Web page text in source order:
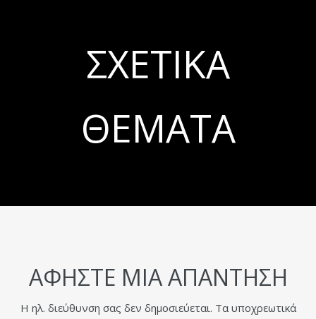
ΣΧΕΤΙΚΆ
ΘΈΜΑΤΑ
ΑΦΉΣΤΕ ΜΙΑ ΑΠΆΝΤΗΣΗ
Η ηλ. διεύθυνση σας δεν δημοσιεύεται. Τα υποχρεωτικά